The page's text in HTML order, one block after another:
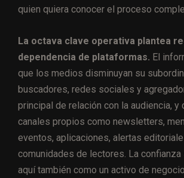
quien quiera conocer el proceso
La octava clave operativa plantea
dependencia de plataformas. El
que los medios disminuyan su
buscadores, redes sociales y
principal de relación con la audiencia, y
canales propios como newsletters,
eventos, aplicaciones, alertas
comunidades de lectores. La
aquí también como un activo de